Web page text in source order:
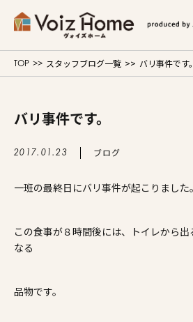
コーポレートサイト リフォー
マンションサイト
Voiz Homeの家づくり
商品ラインナップ
イベント情報
TOP スタッフブログ一覧 バリ事件です。
バリ事件です。
2017.01.23 ブログ
一班の最終日にバリ事件が起こりました。
この食事が８時間後には、トイレから
なる
品物です。